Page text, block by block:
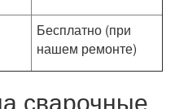
Бесплатно (при
нашем ремонте)
сварочные